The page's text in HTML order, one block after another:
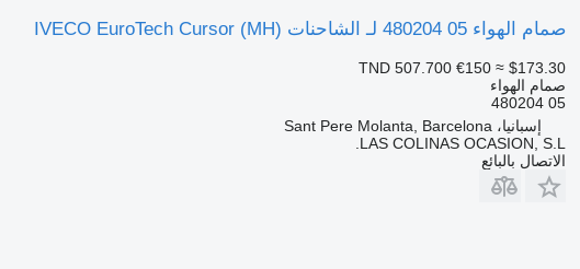
صمام الهواء 05 480204 لـ الشاحنات IVECO EuroTech Cursor (MH)
TND 507.700 €150 ≈ $173.30
صمام الهواء
05 480204
إسبانيا، Sant Pere Molanta, Barcelona
LAS COLINAS OCASION, S.L.
الاتصال بالبائع